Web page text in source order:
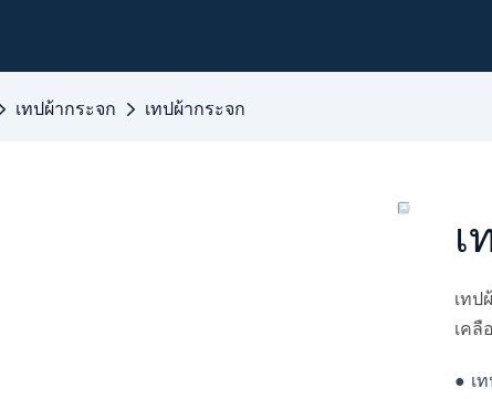
เทปผ้ากระจก เทปผ้ากระจก
เ
เทป
เคลื
● เ